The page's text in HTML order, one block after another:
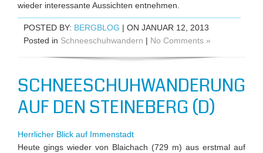
wieder interessante Aussichten entnehmen.
POSTED BY: BERGBLOG | ON JANUAR 12, 2013
Posted in Schneeschuhwandern | No Comments »
SCHNEESCHUHWANDERUNG
AUF DEN STEINEBERG (D)
Herrlicher Blick auf Immenstadt
Heute gings wieder von Blaichach (729 m) aus erstmal auf